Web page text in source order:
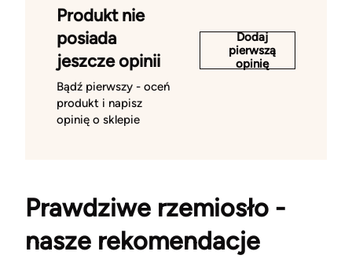
Produkt nie
posiada
jeszcze opinii
Bądź pierwszy - oceń
produkt i napisz
opinię o sklepie
Dodaj
pierwszą
opinię
Prawdziwe rzemiosło -
nasze rekomendacje